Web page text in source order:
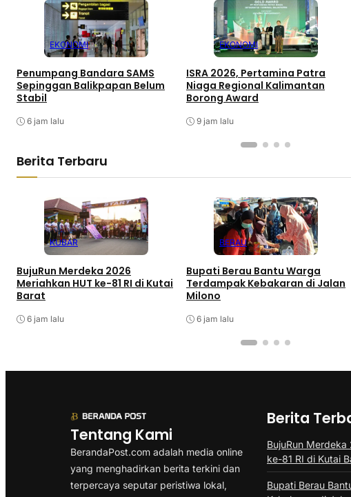
EKONOMI
Penumpang Bandara SAMS
Sepinggan Balikpapan Belum
Stabil
6 jam lalu
EKONOMI
ISRA 2026, Pertamina Patra
Niaga Regional Kalimantan
Borong Award
9 jam lalu
Berita Terbaru
KUBAR
BujuRun Merdeka 2026
Meriahkan HUT ke-81 RI di Kutai
Barat
6 jam lalu
BERAU
Bupati Berau Bantu Warga
Terdampak Kebakaran di Jalan
Milono
6 jam lalu
Tentang Kami
BerandaPost.com adalah media online
yang menghadirkan berita terkini dan
terpercaya seputar peristiwa lokal,
Berita
BujuRun
ke-81 RI di Kutai
Bupati Berau